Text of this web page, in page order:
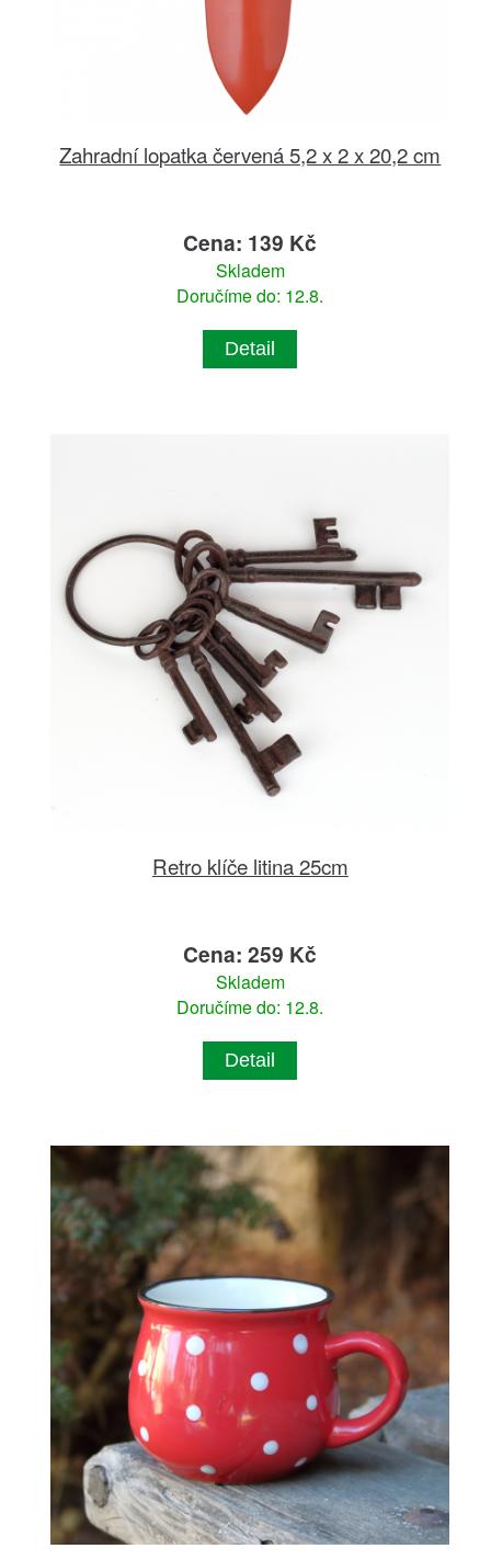
Zahradní lopatka červená 5,2 x 2 x 20,2 cm
Cena: 139 Kč
Skladem
Doručíme do: 12.8.
Detail
Retro klíče litina 25cm
Cena: 259 Kč
Skladem
Doručíme do: 12.8.
Detail